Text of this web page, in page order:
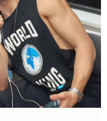
tới việc nối dài đà
Papua New Guinea.
trước.
bước trên con đường
Úc này, nhưng điều đó
thi đấu ở hạng cân đó.